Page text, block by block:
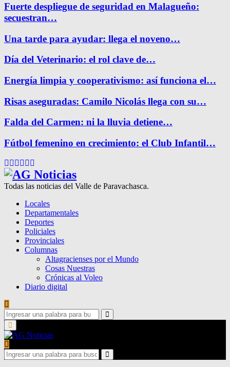
Fuerte despliegue de seguridad en Malagueño:
secuestran…
Una tarde para ayudar: llega el noveno…
Día del Veterinario: el rol clave de…
Energía limpia y cooperativismo: así funciona el…
Risas aseguradas: Camilo Nicolás llega con su…
Falda del Carmen: ni la lluvia detiene…
Fútbol femenino en crecimiento: el Club Infantil…
Facebook
Twitter
Instagram
Pinterest
Google
Todas las noticias del Valle de Paravachasca.
Locales
Departamentales
Deportes
Policiales
Provinciales
Columnas
Altagracienses por el Mundo
Cosas Nuestras
Crónicas al Voleo
Diario digital
Search
for:
Search
Primary
Menu
Search
for:
Search